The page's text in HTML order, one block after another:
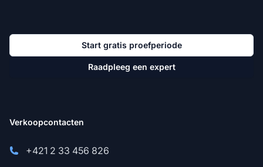
Start gratis proefperiode
Raadpleeg een expert
Verkoopcontacten
+421 2 33 456 826